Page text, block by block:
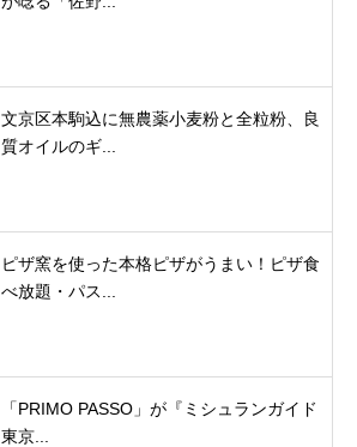
文京区本駒込に無農薬小麦粉と全粒粉、良
質オイルのギ...
ピザ窯を使った本格ピザがうまい！ピザ食
べ放題・パス...
「PRIMO PASSO」が『ミシュランガイド
東京...